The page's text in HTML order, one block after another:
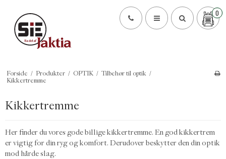
0
Forside / Produkter / OPTIK / Tilbehør til optik /
Kikkertremme
Kikkertremme
Her finder du vores gode billige kikkertremme. En god kikkertrem
er vigtig for din ryg og komfort. Derudover beskytter den din optik
mod hårde slag.